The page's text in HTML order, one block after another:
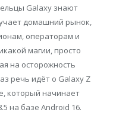
Galaxy знают
домашний рынок,
операторам и
магии, просто
на осторожность
речь идёт о Galaxy Z
который начинает
на базе Android 16.